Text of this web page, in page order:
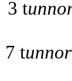
t
tunnor